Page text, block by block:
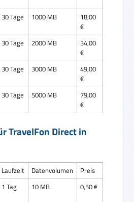
30 Tage 1000 MB
18,00
€
30 Tage 2000 MB
34,00
€
30 Tage 3000 MB
49,00
€
30 Tage 5000 MB
79,00
€
TravelFon Direct in
Laufzeit Datenvolumen
Preis
1 Tag 10 MB 0,50 €